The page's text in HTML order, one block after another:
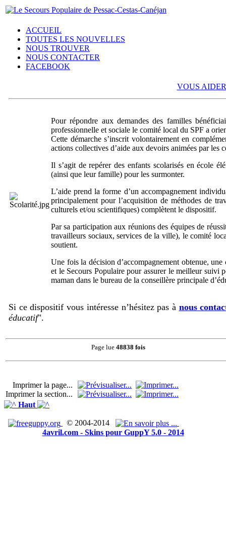
ACCUEIL
TOUTES LES NOUVELLES
NOUS TROUVER
NOUS CONTACTER
FACEBOOK
VOUS
Pour répondre aux demandes des familles
professionnelle et sociale le comité local du SPF a
Cette démarche s’inscrit volontairement en
actions collectives d’aide aux devoirs animées par les
Il s’agit de repérer des enfants scolarisés en école
(ainsi que leur famille) pour les surmonter.
L’aide prend la forme d’un accompagnement
principalement pour l’acquisition de méthodes de
culturels et/ou scientifiques) complètent le dispositif.
Par sa participation aux réunions des équipes de
travailleurs sociaux, services de la ville), le comité
soutient.
Une fois la décision d’accompagnement obtenue,
et le Secours Populaire pour assurer le meilleur suivi
maman dans le bureau de la conseillère principale
Si ce dispositif vous intéresse n’hésitez pas à nous
éducatif".
Page lue48838 fois
Imprimer la page...
Imprimer la section...
Haut
© 2004-2014
4avril.com - Skins pour GuppY 5.0 - 2014